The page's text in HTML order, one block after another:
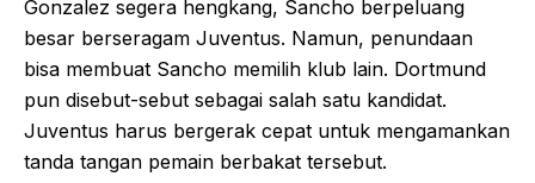
Gonzalez segera hengkang, Sancho berpeluang
besar berseragam Juventus. Namun, penundaan
bisa membuat Sancho memilih klub lain. Dortmund
pun disebut-sebut sebagai salah satu kandidat.
Juventus harus bergerak cepat untuk mengamankan
tanda tangan pemain berbakat tersebut.